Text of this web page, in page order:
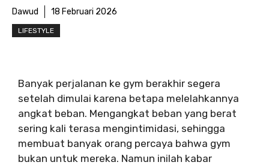
Dawud 18 Februari 2026
LIFESTYLE
Banyak perjalanan ke gym berakhir segera
setelah dimulai karena betapa melelahkannya
angkat beban. Mengangkat beban yang berat
sering kali terasa mengintimidasi, sehingga
membuat banyak orang percaya bahwa gym
bukan untuk mereka. Namun inilah kabar